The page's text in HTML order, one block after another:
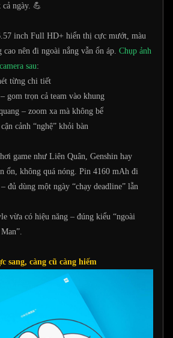
ngày. 💪
inch Full HD+ hiển thị cực mướt, màu
cao nên đi ngoài nắng vẫn ổn áp. Chụp ảnh
sau:
từng chi tiết
gom trọn cả team vào khung
– zoom xa mà không bể
cảnh “nghệ” khỏi bàn
game như Liên Quân, Genshin hay
ổn, không quá nóng. Pin 4160 mAh đi
đủ dùng một ngày “chạy deadline” lẫn
vừa có hiệu năng – đúng kiểu “ngoài
sang, càng cũ càng hiếm